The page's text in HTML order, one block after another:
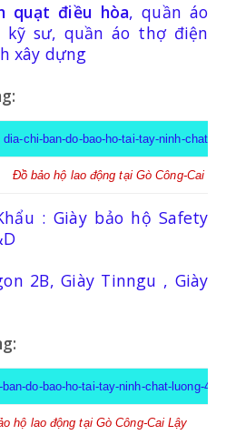
quạt điều hòa, quần áo
kỹ sư, quần áo thợ điện
xây dựng
Đồ bảo hộ lao động tại Gò Công-Cai
: Giày bảo hộ Safety
2B, Giày Tinngu , Giày
hộ lao động tại Gò Công-Cai Lậy